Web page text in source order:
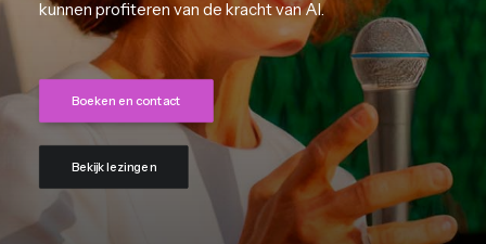
kunnen profiteren van de kracht van AI.
Boeken en contact
Bekijk lezingen